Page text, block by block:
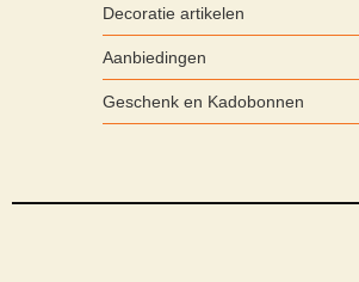
Decoratie artikelen
Aanbiedingen
Geschenk en Kadobonnen